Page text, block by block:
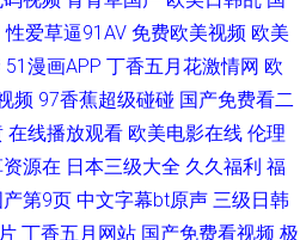
性爱草逼91AV 免费欧美视频 欧美
51漫画APP 丁香五月花激情网 欧
频 97香蕉超级碰碰 国产免费看二
在线播放观看 欧美电影在线 伦理
源在 日本三级大全 久久福利 福
产第9页 中文字幕bt原声 三级日韩
丁香五月网站 国产免费看视频 极